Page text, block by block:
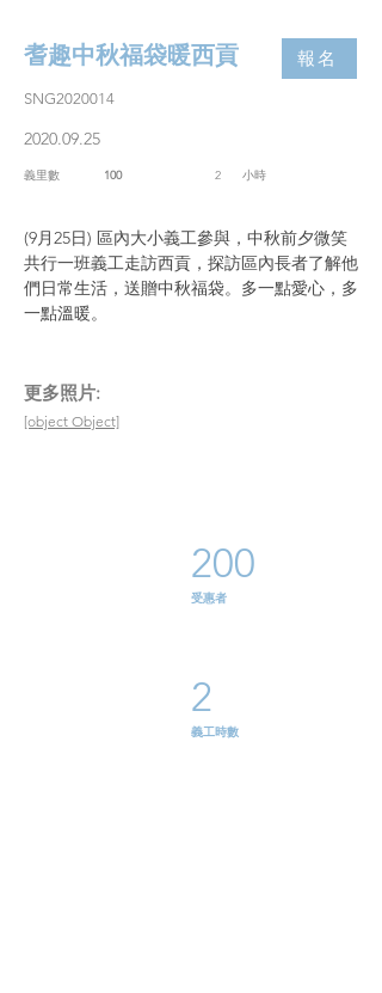
耆趣中秋福袋暖西貢 報名
SNG2020014
2020.09.25
義里數 100 2 ​小時
(9月25日) 區內大小義工參與，中秋前夕微笑
共行一班義工走訪西貢，探訪區內長者了解他
們日常生活，送贈中秋福袋。多一點愛心，多
一點溫暖。
​更多照片:
[object Object]
200
​受惠者
2
義工時數